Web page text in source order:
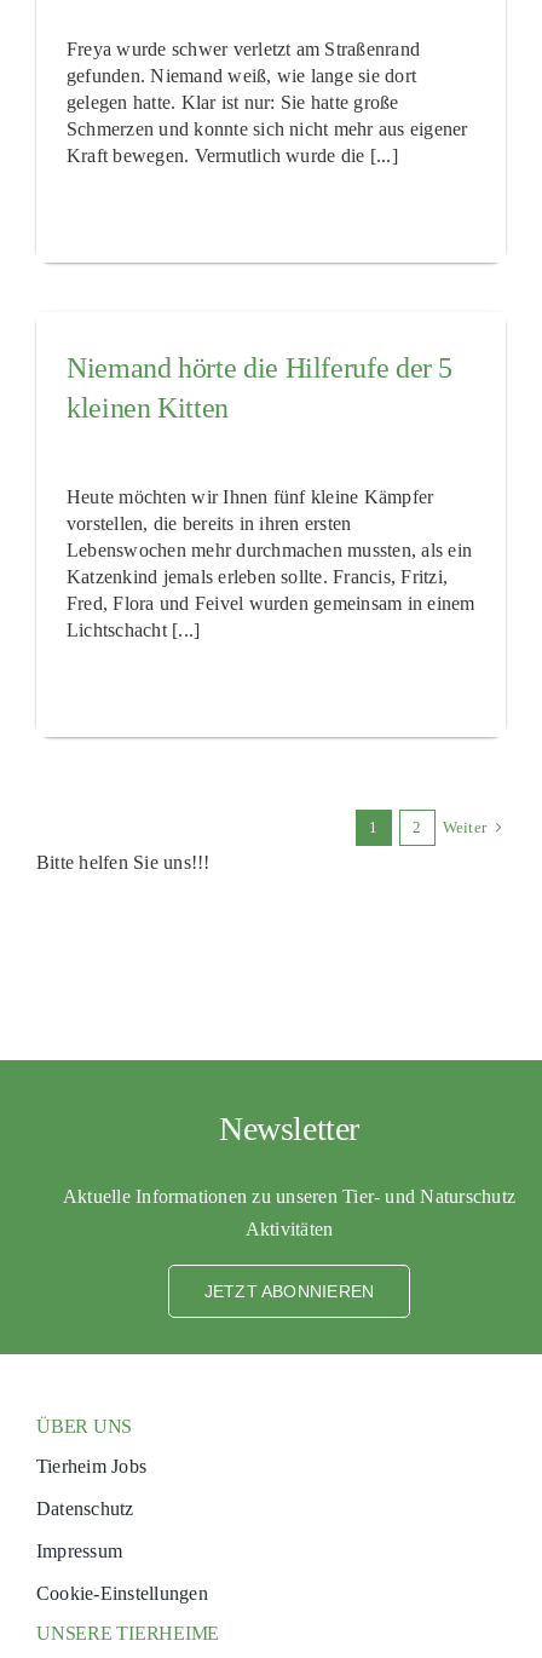
Freya wurde schwer verletzt am Straßenrand
gefunden. Niemand weiß, wie lange sie dort
gelegen hatte. Klar ist nur: Sie hatte große
Schmerzen und konnte sich nicht mehr aus eigener
Kraft bewegen. Vermutlich wurde die [...]
Niemand hörte die Hilferufe der 5
kleinen Kitten
Heute möchten wir Ihnen fünf kleine Kämpfer
vorstellen, die bereits in ihren ersten
Lebenswochen mehr durchmachen mussten, als ein
Katzenkind jemals erleben sollte. Francis, Fritzi,
Fred, Flora und Feivel wurden gemeinsam in einem
Lichtschacht [...]
1 2 Weiter
Bitte helfen Sie uns!!!
Newsletter
Aktuelle Informationen zu unseren Tier- und Naturschutz
Aktivitäten
JETZT ABONNIEREN
ÜBER UNS
Tierheim Jobs
Datenschutz
Impressum
Cookie-Einstellungen
UNSERE TIERHEIME